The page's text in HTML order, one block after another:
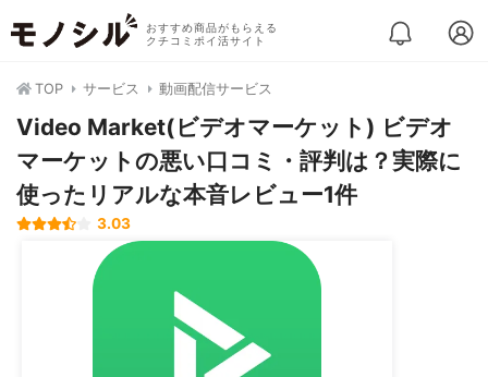
おすすめ商品がもらえる
クチコミポイ活サイト
TOP サービス 動画配信サービス
Video Market(ビデオマーケット) ビデオ
マーケットの悪い口コミ・評判は？実際に
使ったリアルな本音レビュー1件
3.03